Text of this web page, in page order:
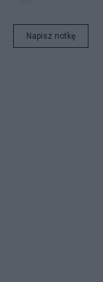
Napisz notkę